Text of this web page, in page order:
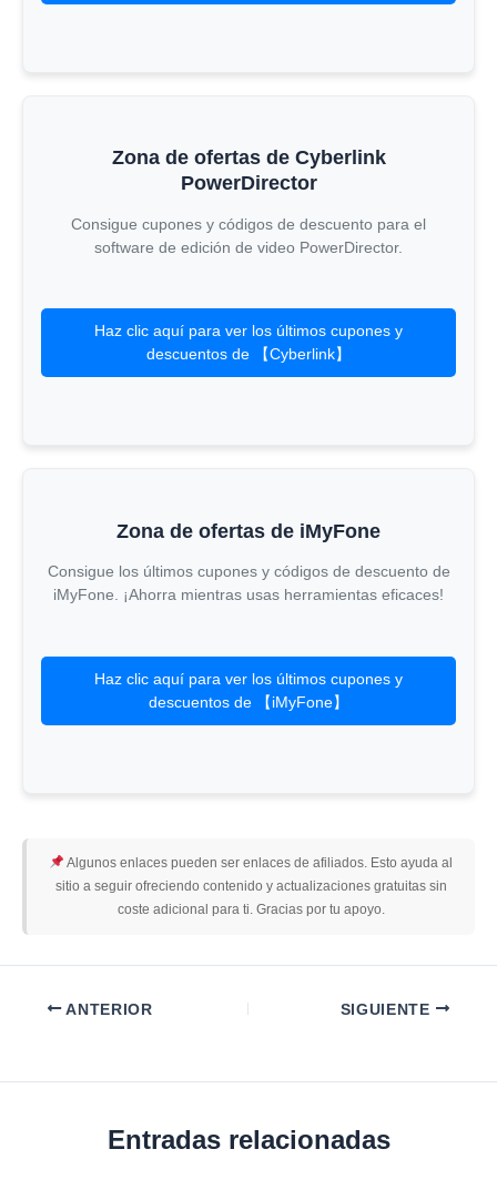
Zona de ofertas de Cyberlink
PowerDirector
Consigue cupones y códigos de descuento para el
software de edición de video PowerDirector.
Haz clic aquí para ver los últimos cupones y
descuentos de 【Cyberlink】
Zona de ofertas de iMyFone
Consigue los últimos cupones y códigos de descuento de
iMyFone. ¡Ahorra mientras usas herramientas eficaces!
Haz clic aquí para ver los últimos cupones y
descuentos de 【iMyFone】
Algunos enlaces pueden ser enlaces de afiliados. Esto ayuda al
sitio a seguir ofreciendo contenido y actualizaciones gratuitas sin
coste adicional para ti. Gracias por tu apoyo.
ANTERIOR SIGUIENTE
Entradas relacionadas